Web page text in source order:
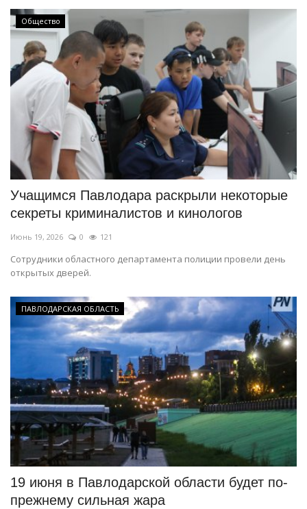
Общество
Учащимся Павлодара раскрыли некоторые
секреты криминалистов и кинологов
Июнь 19, 2026 0 121
Сотрудники областного департамента полиции провели день
открытых дверей.
ПАВЛОДАРСКАЯ ОБЛАСТЬ
19 июня в Павлодарской области будет по-
прежнему сильная жара